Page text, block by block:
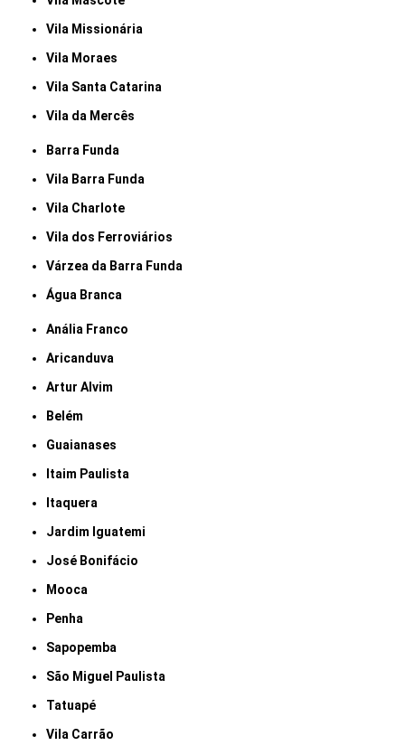
Vila Missionária
Vila Moraes
Vila Santa Catarina
Vila da Mercês
Barra Funda
Vila Barra Funda
Vila Charlote
Vila dos Ferroviários
Várzea da Barra Funda
Água Branca
Anália Franco
Aricanduva
Artur Alvim
Belém
Guaianases
Itaim Paulista
Itaquera
Jardim Iguatemi
José Bonifácio
Mooca
Penha
Sapopemba
São Miguel Paulista
Tatuapé
Vila Carrão